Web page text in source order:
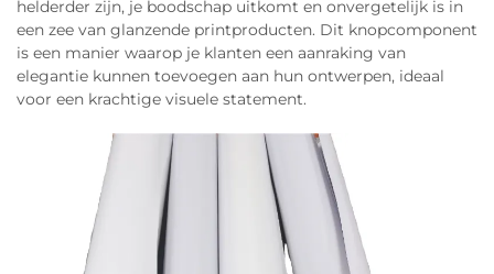
helderder zijn, je boodschap uitkomt en onvergetelijk is in
een zee van glanzende printproducten. Dit knopcomponent
is een manier waarop je klanten een aanraking van
elegantie kunnen toevoegen aan hun ontwerpen, ideaal
voor een krachtige visuele statement.